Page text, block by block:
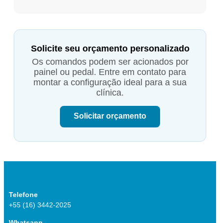
Solicite seu orçamento personalizado
Os comandos podem ser acionados por
painel ou pedal. Entre em contato para
montar a configuração ideal para a sua
clínica.
Solicitar orçamento
Telefone
+55 (16) 3442-2025